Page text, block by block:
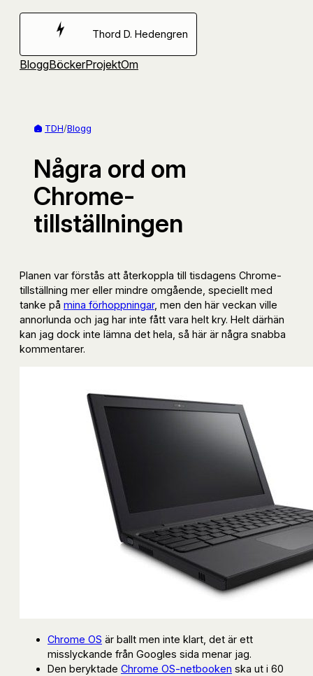
Hoppa
Thord D. Hedengren
BloggBöckerProjektOm
TDH/Blogg
Några ord om
Chrome-
tillställningen
Planen var förstås att återkoppla till tisdagens Chrome-
tillställning mer eller mindre omgående, speciellt med
tanke på mina förhoppningar, men den här veckan ville
annorlunda och jag har inte fått vara helt kry. Helt därhän
kan jag dock inte lämna det hela, så här är några snabba
kommentarer.
Chrome OS är ballt men inte klart, det är ett
misslyckande från Googles sida menar jag.
Den beryktade Chrome OS-netbooken ska ut i 60